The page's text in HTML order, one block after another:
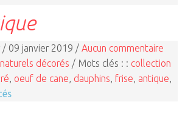
/ 09 janvier 2019 / Aucun commentaire
décorés / Mots clés : : collection
oeuf de cane dauphins frise antique